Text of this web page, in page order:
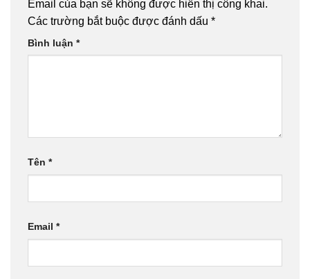
phẩm
Email của bạn sẽ không được hiển thị công khai.
Các trường bắt buộc được đánh dấu *
Bình luận *
Tên *
Email *